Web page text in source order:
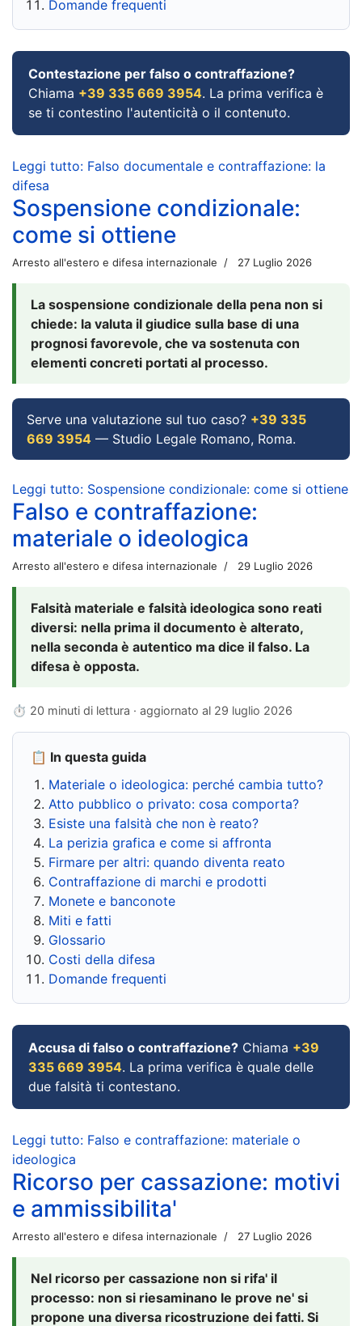
Domande frequenti
Contestazione per falso o contraffazione?
Chiama +39 335 669 3954. La prima verifica è
se ti contestino l'autenticità o il contenuto.
Leggi tutto: Falso documentale e contraffazione: la
difesa
Sospensione condizionale:
come si ottiene
Arresto all'estero e difesa internazionale 27 Luglio 2026
La sospensione condizionale della pena non si
chiede: la valuta il giudice sulla base di una
prognosi favorevole, che va sostenuta con
elementi concreti portati al processo.
Serve una valutazione sul tuo caso? +39 335
669 3954 — Studio Legale Romano, Roma.
Leggi tutto: Sospensione condizionale: come si ottiene
Falso e contraffazione:
materiale o ideologica
Arresto all'estero e difesa internazionale 29 Luglio 2026
Falsità materiale e falsità ideologica sono reati
diversi: nella prima il documento è alterato,
nella seconda è autentico ma dice il falso. La
difesa è opposta.
⏱ 20 minuti di lettura · aggiornato al 29 luglio 2026
📋 In questa guida
Materiale o ideologica: perché cambia tutto?
Atto pubblico o privato: cosa comporta?
Esiste una falsità che non è reato?
La perizia grafica e come si affronta
Firmare per altri: quando diventa reato
Contraffazione di marchi e prodotti
Monete e banconote
Miti e fatti
Glossario
Costi della difesa
Domande frequenti
Accusa di falso o contraffazione? Chiama +39
335 669 3954. La prima verifica è quale delle
due falsità ti contestano.
Leggi tutto: Falso e contraffazione: materiale o
ideologica
Ricorso per cassazione: motivi
e ammissibilita'
Arresto all'estero e difesa internazionale 27 Luglio 2026
Nel ricorso per cassazione non si rifa' il
processo: non si riesaminano le prove ne' si
propone una diversa ricostruzione dei fatti. Si